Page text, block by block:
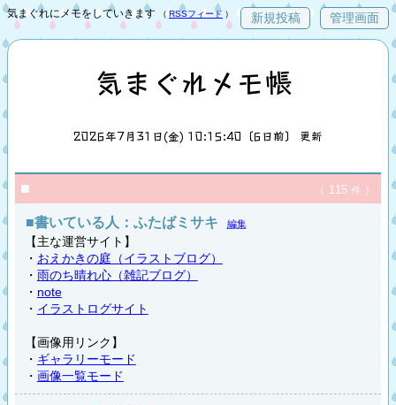
気まぐれにメモをしていきます （RSSフィード ） 新規投稿 管理画面
気まぐれメモ帳
2026年7月31日(金) 10:15:40〔6日前〕 更新
■ （ 115 件 ）
■書いている人：ふたばミサキ 編集
【主な運営サイト】
・ おえかきの庭（イラストブログ）
・ 雨のち晴れ心（雑記ブログ）
・ note
・ イラストログサイト
【画像用リンク】
・ ギャラリーモード
・ 画像一覧モード